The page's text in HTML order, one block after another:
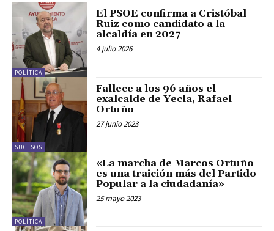
POLÍTICA
El PSOE confirma a Cristóbal
Ruiz como candidato a la
alcaldía en 2027
4 julio 2026
SUCESOS
Fallece a los 96 años el
exalcalde de Yecla, Rafael
Ortuño
27 junio 2023
POLÍTICA
«La marcha de Marcos Ortuño
es una traición más del Partido
Popular a la ciudadanía»
25 mayo 2023